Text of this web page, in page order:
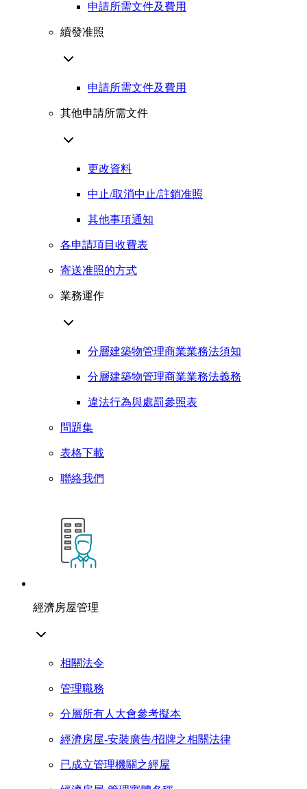
申請所需文件及費用
續發准照
申請所需文件及費用
其他申請所需文件
更改資料
中止/取消中止/註銷准照
其他事項通知
各申請項目收費表
寄送准照的方式
業務運作
分層建築物管理商業業務法須知
分層建築物管理商業業務法義務
違法行為與處罰參照表
問題集
表格下載
聯絡我們
經濟房屋管理
相關法令
管理職務
分層所有人大會參考擬本
經濟房屋-安裝廣告/招牌之相關法律
已成立管理機關之經屋